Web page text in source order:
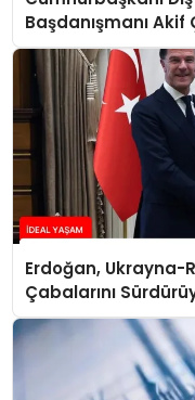
Başdanışmanı
Konuştu
Erdoğan, Ukrayna-
Çabalarını